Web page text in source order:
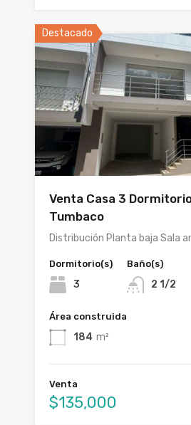
Destacado
Venta Casa 3
Tumbaco
Distribución Planta baja Sala
Dormitorio(s)
3
Baño(s)
2 1/2
Área construida
184 m²
Venta
$135,000